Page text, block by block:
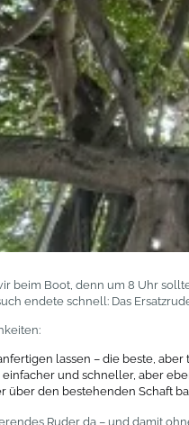
beim Boot, denn um 8 Uhr
endete schnell: Das
lassen – die beste,
und schneller, aber
über den bestehenden Schaft
Ruder da – und damit